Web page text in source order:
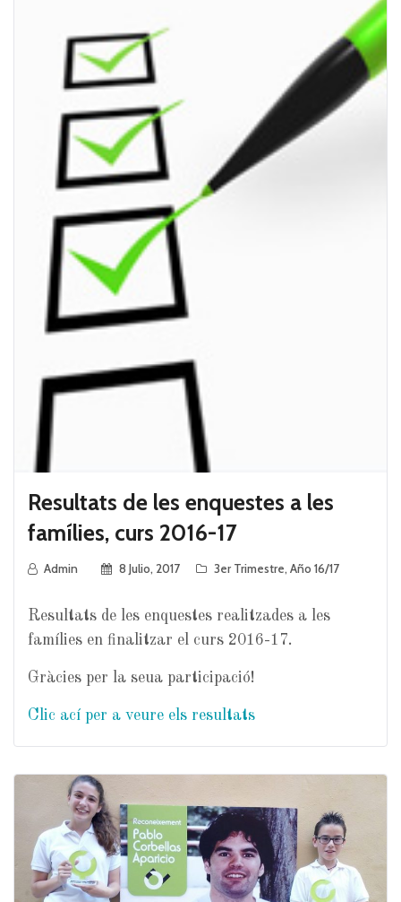
Resultats de les enquestes a les
famílies, curs 2016-17
Admin 8 Julio, 2017 3er Trimestre, Año 16/17
Resultats de les enquestes realitzades a les
famílies en finalitzar el curs 2016-17.
Gràcies per la seua participació!
Clic ací per a veure els resultats